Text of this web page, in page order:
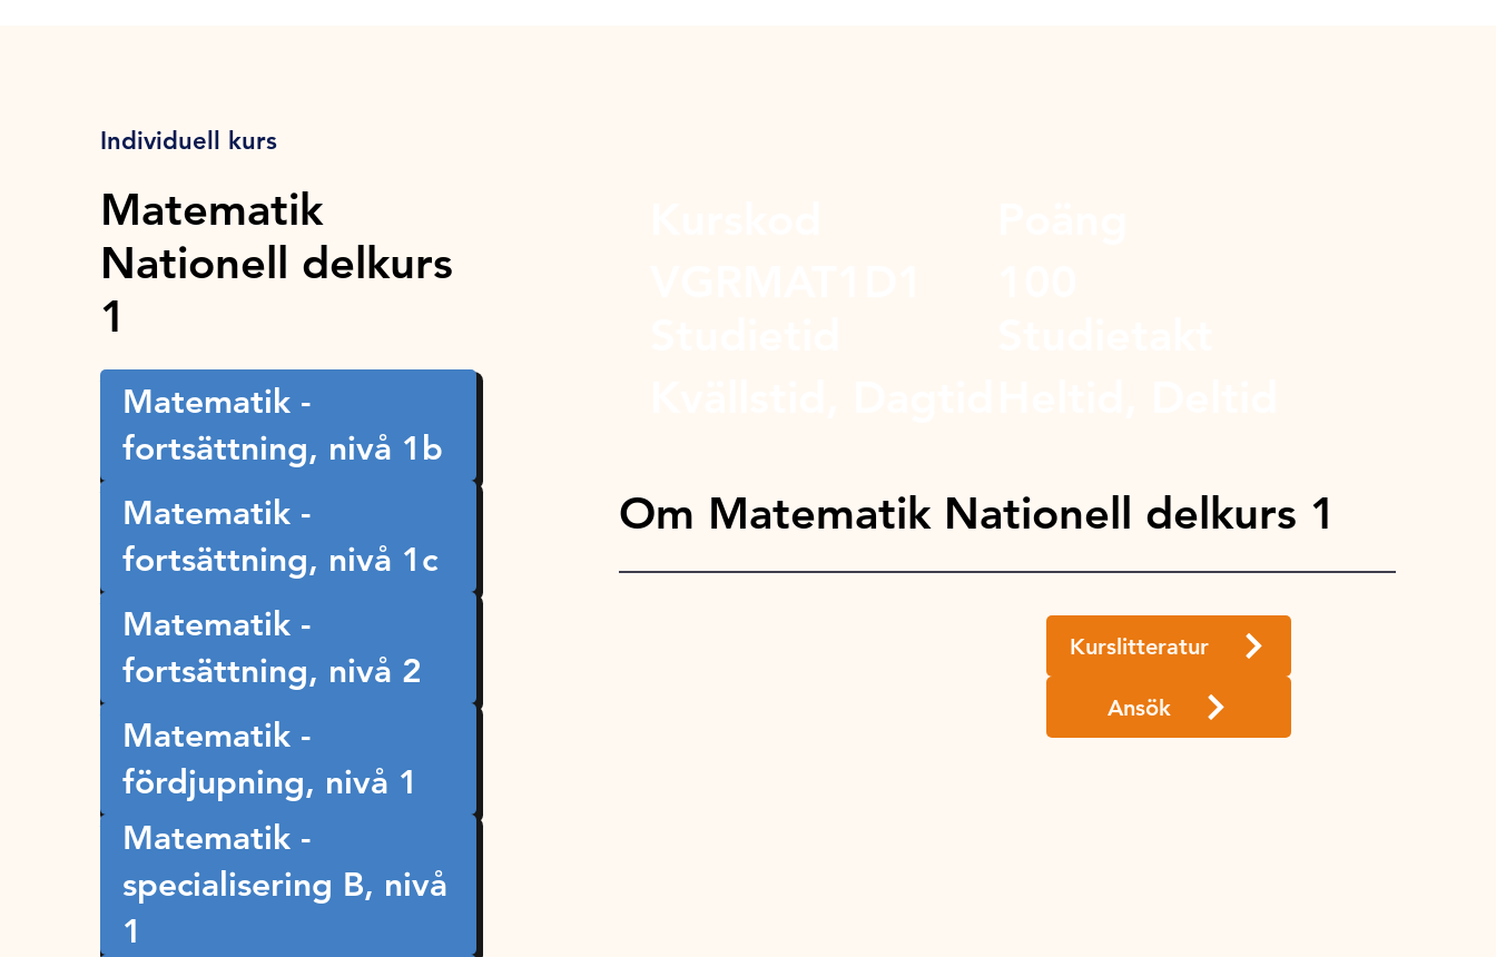
Individuell kurs
Matematik
Nationell delkurs
1
Matematik -
fortsättning, nivå 1b
Matematik -
fortsättning, nivå 1c
Matematik -
fortsättning, nivå 2
Matematik -
fördjupning, nivå 1
Matematik -
specialisering B, nivå
1
Om Matematik Nationell delkurs 1
Kurslitteratur
Ansök